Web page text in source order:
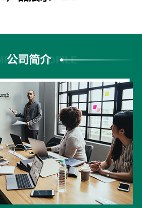
公司简介PROFILE